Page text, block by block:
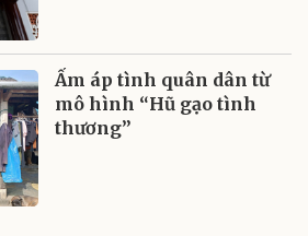
Ấm áp tình quân dân từ
mô hình “Hũ gạo tình
thương”